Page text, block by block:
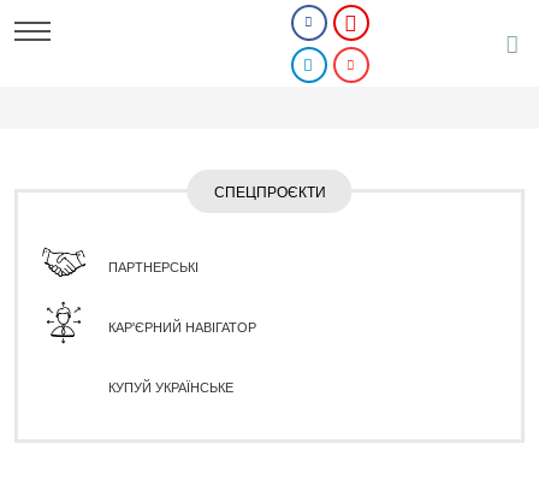
СПЕЦПРОЄКТИ
ПАРТНЕРСЬКІ
КАР'ЄРНИЙ НАВІГАТОР
КУПУЙ УКРАЇНСЬКЕ